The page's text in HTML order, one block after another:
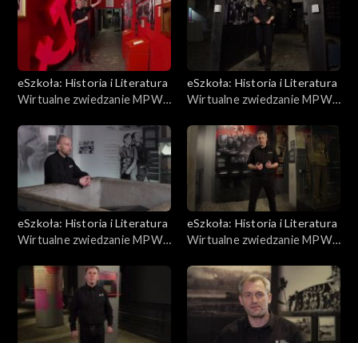
eSzkoła: Historia i Literatura
Wirtualne zwiedzanie MPW,
poczta harcerska
eSzkoła: Historia i Literatura
Wirtualne zwiedzanie MPW,
eSzkoła: Historia i Literatura
Wirtualne zwiedzanie MPW,
eSzkoła: Historia i Literatura
Wirtualne zwiedzanie MPW,